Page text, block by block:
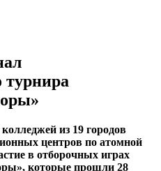
турнира
из 19 городов
центров по атомной
в отборочных играх
которые прошли 28